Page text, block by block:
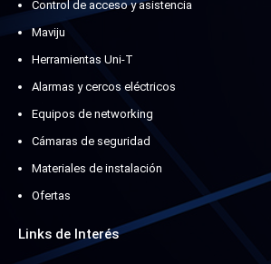
Control de acceso y asistencia
Maviju
Herramientas Uni-T
Alarmas y cercos eléctricos
Equipos de networking
Cámaras de seguridad
Materiales de instalación
Ofertas
Links de Interés